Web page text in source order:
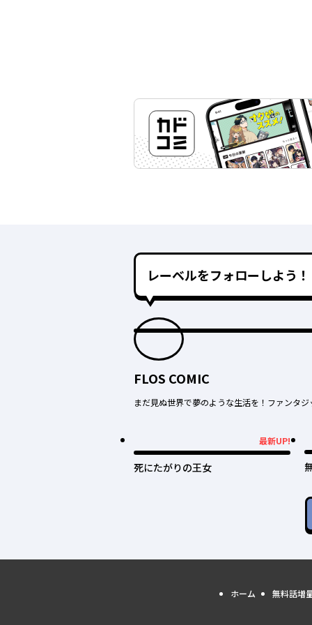
レーベルをフォローしよう！
FLOS COMIC
まだ見ぬ世界で夢のような生活を！ファンタ
最新UP!
死にたがりの王女
ホーム 無料話増